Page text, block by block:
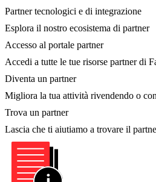
Partner tecnologici e di integrazione
Esplora il nostro ecosistema di partner
Accesso al portale partner
Accedi a tutte le tue risorse partner di
Diventa un partner
Migliora la tua attività rivendendo o
Trova un partner
Lascia che ti aiutiamo a trovare il